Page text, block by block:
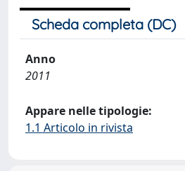
Scheda completa (DC)
Anno
2011
Appare nelle tipologie:
1.1 Articolo in rivista